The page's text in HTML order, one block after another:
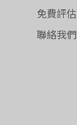
免費評估
聯絡我們